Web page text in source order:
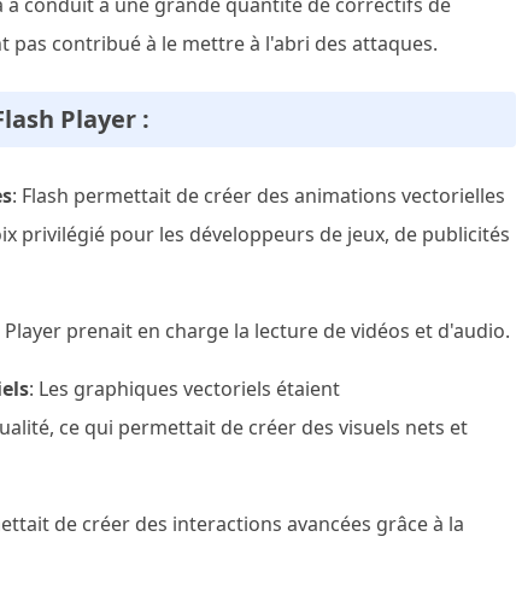
contribué à le mettre à l'abri des attaques.
Player :
: Flash permettait de créer des animations vectorielles
privilégié pour les développeurs de jeux, de publicités
Player prenait en charge la lecture de vidéos et d'audio.
: Les graphiques vectoriels étaient
ce qui permettait de créer des visuels nets et
de créer des interactions avancées grâce à la